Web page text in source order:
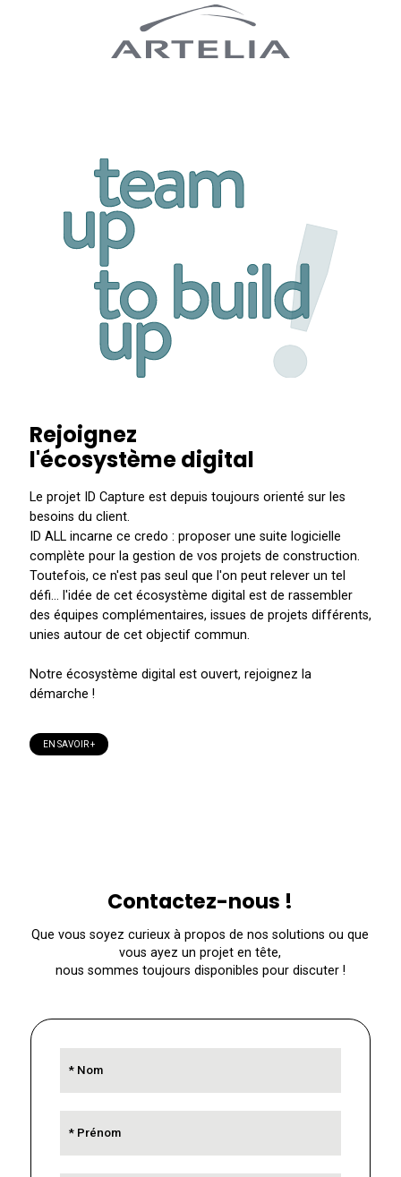
Rejoignez
l'écosystème digital
Le projet ID Capture est depuis toujours orienté sur les
besoins du client.
ID ALL incarne ce credo : proposer une suite logicielle
complète pour la gestion de vos projets de construction.
Toutefois, ce n'est pas seul que l'on peut relever un tel
défi... l'idée de cet écosystème digital est de rassembler
des équipes complémentaires, issues de projets différents,
unies autour de cet objectif commun.
Notre écosystème digital est ouvert, rejoignez la
démarche !
EN SAVOIR +
Contactez-nous !
Que vous soyez curieux à propos de nos solutions ou que
vous ayez un projet en tête,
nous sommes toujours disponibles pour discuter !